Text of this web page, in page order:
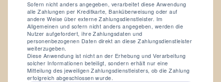
Sofern nicht anders angegeben, verarbeitet diese Anwendung
alle Zahlungen per Kreditkarte, Banküberweisung oder auf
andere Weise über externe Zahlungsdienstleister. Im
Allgemeinen und sofern nicht anders angegeben, werden die
Nutzer aufgefordert, ihre Zahlungsdaten und
personenbezogenen Daten direkt an diese Zahlungsdienstleister
weiterzugeben.
Diese Anwendung ist nicht an der Erhebung und Verarbeitung
solcher Informationen beteiligt, sondern erhält nur eine
Mitteilung des jeweiligen Zahlungsdienstleisters, ob die Zahlung
erfolgreich abgeschlossen wurde.